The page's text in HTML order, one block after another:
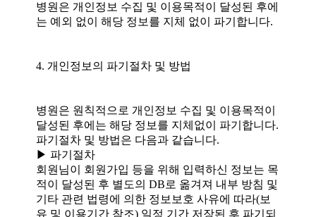
병원은 개인정보 수집 및 이용목적이 달성된 후에
는 예외 없이 해당 정보를 지체 없이 파기합니다.
4. 개인정보의 파기절차 및 방법
병원은 원칙적으로 개인정보 수집 및 이용목적이
달성된 후에는 해당 정보를 지체없이 파기합니다.
파기절차 및 방법은 다음과 같습니다.
▶ 파기절차
회원님이 회원가입 등을 위해 입력하신 정보는 목
적이 달성된 후 별도의 DB로 옮겨져 내부 방침 및
기타 관련 법령에 의한 정보보호 사유에 따라(보
유 및 이용기간 참조) 일정 기간 저장된 후 파기되